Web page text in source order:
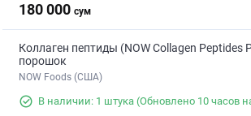
180 000 сум
Коллаген пептиды (NOW Collagen Peptides
порошок
NOW Foods (США)
В наличии: 1 штука (Обновлено 10 часов